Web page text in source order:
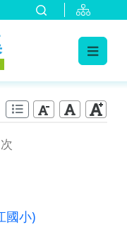
國小)